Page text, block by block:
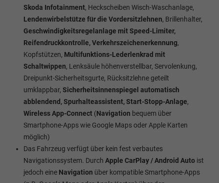
Skoda Infotainment, Heckscheiben Wisch-Waschanlage,
Lendenwirbelstütze für die Vordersitzlehnen, Brillenhalter,
Geschwindigkeitsregelanlage mit Speed-Limiter,
Reifendruckkontrolle, Verkehrszeichenerkennung,
Kopfstützen, Multifunktions-Lederlenkrad mit
Schaltwippen, Lenksäule höhenverstellbar, Servolenkung,
Dreipunkt-Sicherheitsgurte, Rücksitzlehne geteilt
umklappbar, Sicherheitsinnenspiegel automatisch
abblendend, Spurhalteassistent, Start-Stopp-Anlage,
Wireless App-Connect (Navigation bequem über
Smartphone-Apps wie Google Maps oder Apple Karten
möglich)
Das Fahrzeug verfügt über kein fest verbautes
Navigationssystem. Durch Apple CarPlay / Android Auto ist
jedoch eine Navigation über kompatible Smartphone-Apps